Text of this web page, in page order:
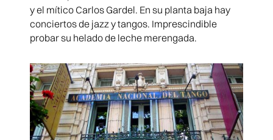
y el mítico Carlos Gardel. En su planta baja hay
conciertos de jazz y tangos. Imprescindible
probar su helado de leche merengada.